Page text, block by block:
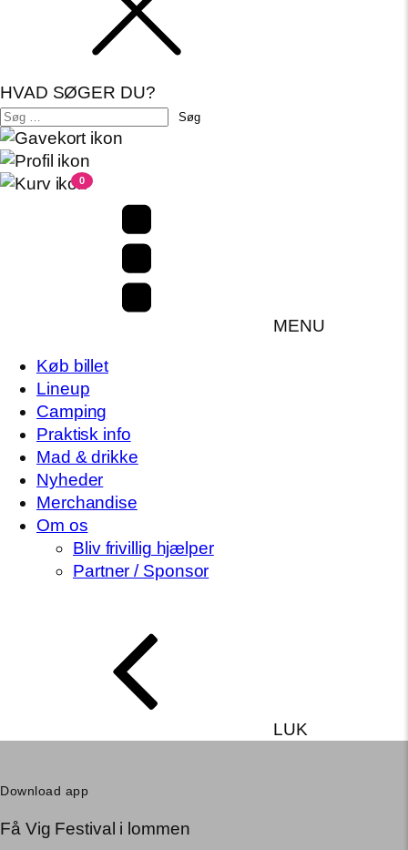
HVAD SØGER DU?
Søg
efter:
0
MENU
Køb billet
Lineup
Camping
Praktisk info
Mad & drikke
Nyheder
Merchandise
Om os
Bliv frivillig hjælper
Partner / Sponsor
LUK
Download app
Få Vig Festival i lommen